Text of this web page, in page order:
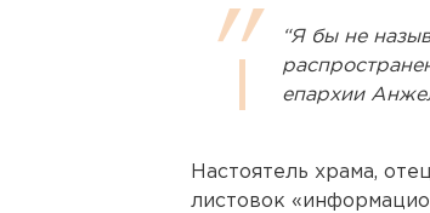
“Я бы не
епархии
Настоятель храма,
листовок